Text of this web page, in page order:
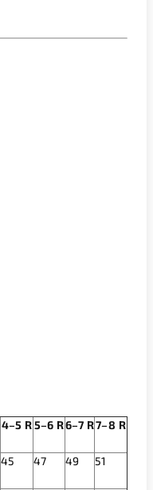
4–5 R5–6 R6–7 R7–8 R
45 47 49 51